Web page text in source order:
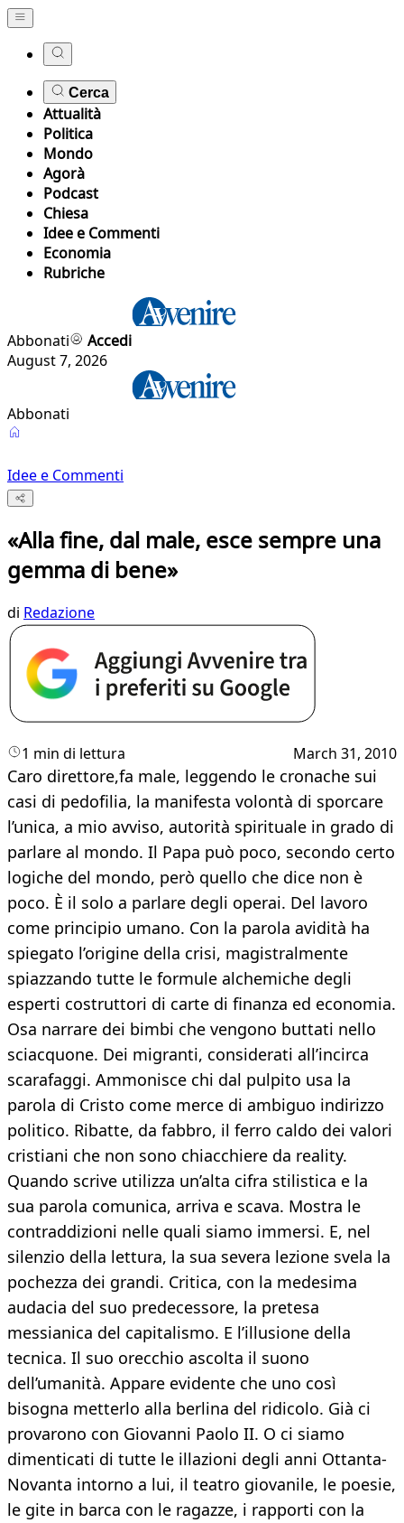
Cerca
Attualità
Politica
Mondo
Agorà
Podcast
Chiesa
Idee e Commenti
Economia
Rubriche
Abbonati
Accedi
August 7, 2026
Abbonati
Idee e Commenti
«Alla fine, dal male, esce sempre una
gemma di bene»
di Redazione
1 min di lettura March 31, 2010
Caro direttore,fa male, leggendo le cronache sui
casi di pedofilia, la manifesta volontà di sporcare
l’unica, a mio avviso, autorità spirituale in grado di
parlare al mondo. Il Papa può poco, secondo certo
logiche del mondo, però quello che dice non è
poco. È il solo a parlare degli operai. Del lavoro
come principio umano. Con la parola avidità ha
spiegato l’origine della crisi, magistralmente
spiazzando tutte le formule alchemiche degli
esperti costruttori di carte di finanza ed economia.
Osa narrare dei bimbi che vengono buttati nello
sciacquone. Dei migranti, considerati all’incirca
scarafaggi. Ammonisce chi dal pulpito usa la
parola di Cristo come merce di ambiguo indirizzo
politico. Ribatte, da fabbro, il ferro caldo dei valori
cristiani che non sono chiacchiere da reality.
Quando scrive utilizza un’alta cifra stilistica e la
sua parola comunica, arriva e scava. Mostra le
contraddizioni nelle quali siamo immersi. E, nel
silenzio della lettura, la sua severa lezione svela la
pochezza dei grandi. Critica, con la medesima
audacia del suo predecessore, la pretesa
messianica del capitalismo. E l’illusione della
tecnica. Il suo orecchio ascolta il suono
dell’umanità. Appare evidente che uno così
bisogna metterlo alla berlina del ridicolo. Già ci
provarono con Giovanni Paolo II. O ci siamo
dimenticati di tutte le illazioni degli anni Ottanta-
Novanta intorno a lui, il teatro giovanile, le poesie,
le gite in barca con le ragazze, i rapporti con la